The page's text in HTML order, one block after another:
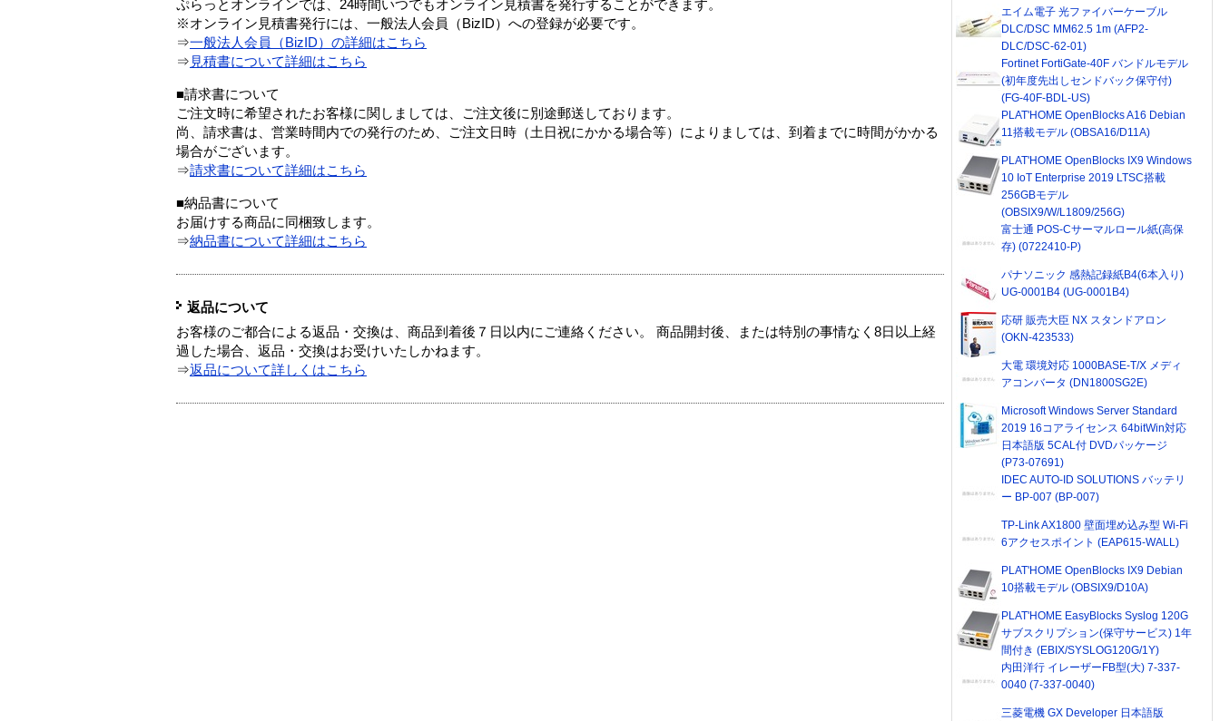
ぷらっとオンラインでは、24時間いつでもオンライン見積書を発行することができます。
※オンライン見積書発行には、一般法人会員（BizID）への登録が必要です。
⇒一般法人会員（BizID）の詳細はこちら
⇒ 見積書について詳細はこちら
■請求書について
ご注文時に希望されたお客様に関しましては、ご注文後に別途郵送しております。
尚、請求書は、営業時間内での発行のため、ご注文日時（土日祝にかかる場合等）によりましては、到着までに時間がかかる
場合がございます。
⇒請求書について詳細はこちら
■納品書について
お届けする商品に同梱致します。
⇒納品書について詳細はこちら
返品について
お客様のご都合による返品・交換は、商品到着後７日以内にご連絡ください。 商品開封後、または特別の事情なく8日以上経
過した場合、返品・交換はお受けいたしかねます。
⇒返品について詳しくはこちら
エイム電子 光ファイバーケーブル
DLC/DSC MM62.5 1m (AFP2-
DLC/DSC-62-01)
Fortinet FortiGate-40F バンドルモデル
(初年度先出しセンドバック保守付)
(FG-40F-BDL-US)
PLAT'HOME OpenBlocks A16 Debian
11搭載モデル (OBSA16/D11A)
PLAT'HOME OpenBlocks IX9 Windows
10 IoT Enterprise 2019 LTSC搭載
256GBモデル
(OBSIX9/W/L1809/256G)
富士通 POS-Cサーマルロール紙(高保
存) (0722410-P)
パナソニック 感熱記録紙B4(6本入り)
UG-0001B4 (UG-0001B4)
応研 販売大臣 NX スタンドアロン
(OKN-423533)
大電 環境対応 1000BASE-T/X メディ
アコンバータ (DN1800SG2E)
Microsoft Windows Server Standard
2019 16コアライセンス 64bitWin対応
日本語版 5CAL付 DVDパッケージ
(P73-07691)
IDEC AUTO-ID SOLUTIONS バッテリ
ー BP-007 (BP-007)
TP-Link AX1800 壁面埋め込み型 Wi-Fi
6アクセスポイント (EAP615-WALL)
PLAT'HOME OpenBlocks IX9 Debian
10搭載モデル (OBSIX9/D10A)
PLAT'HOME EasyBlocks Syslog 120G
サブスクリプション(保守サービス) 1年
間付き (EBIX/SYSLOG120G/1Y)
内田洋行 イレーザーFB型(大) 7-337-
0040 (7-337-0040)
三菱電機 GX Developer 日本語版